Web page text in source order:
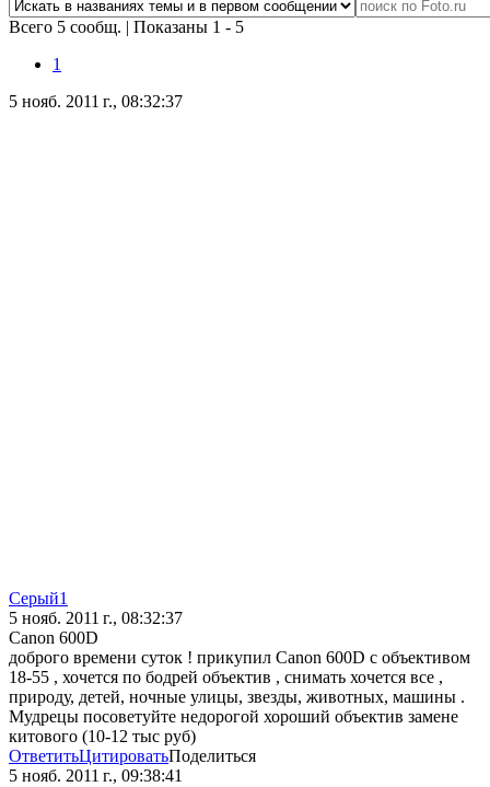
Всего 5 сообщ. | Показаны 1 - 5
1
5 нояб. 2011 г., 08:32:37
Серый1
5 нояб. 2011 г., 08:32:37
Canon 600D
доброго времени суток ! прикупил Canon 600D с объективом
18-55 , хочется по бодрей объектив , снимать хочется все ,
природу, детей, ночные улицы, звезды, животных, машины .
Мудрецы посоветуйте недорогой хороший объектив замене
китового (10-12 тыс руб)
ОтветитьЦитироватьПоделиться
5 нояб. 2011 г., 09:38:41